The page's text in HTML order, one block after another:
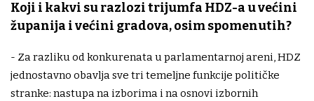
Koji i kakvi su razlozi trijumfa HDZ-a u većini
županija i većini gradova, osim spomenutih?
- Za razliku od konkurenata u parlamentarnoj areni, HDZ
jednostavno obavlja sve tri temeljne funkcije političke
stranke: nastupa na izborima i na osnovi izbornih